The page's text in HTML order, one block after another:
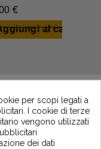
€
al carrello
ultime
per scopi legati a
I cookie di terze
vengono utilizzati
dei dati